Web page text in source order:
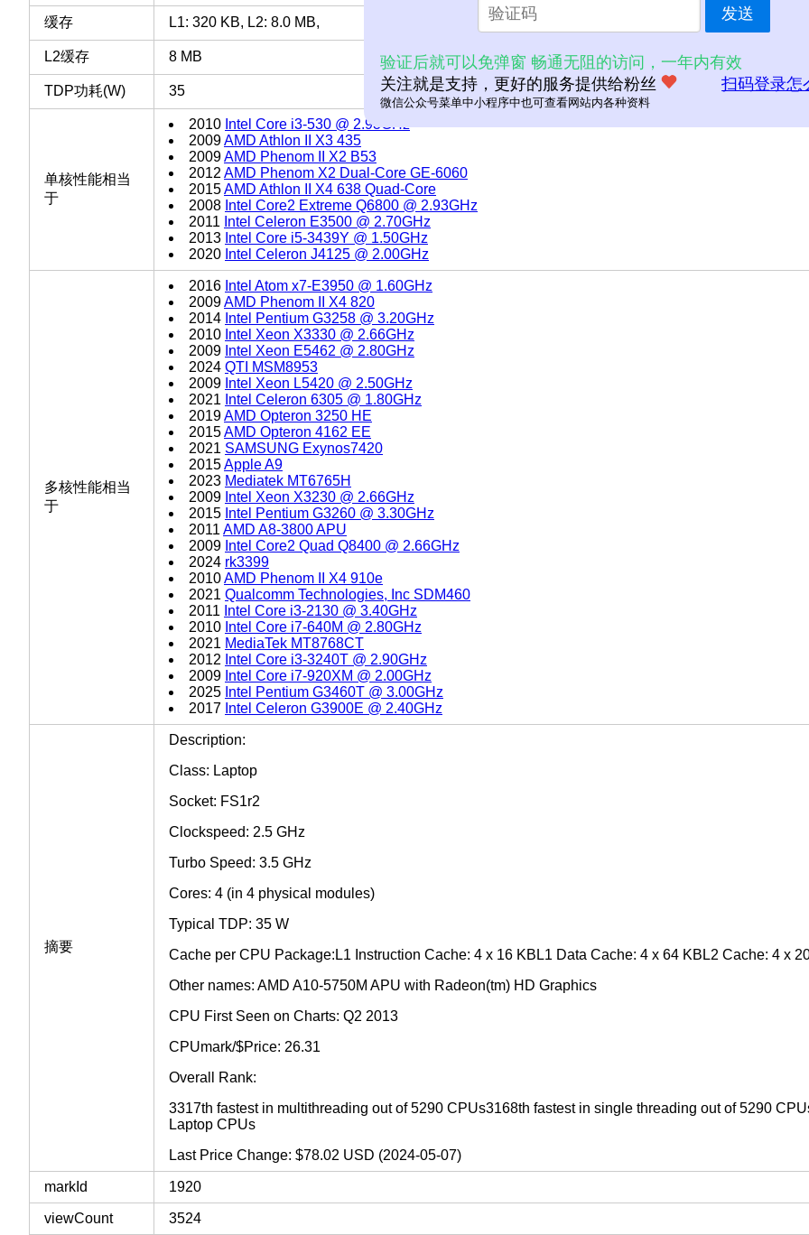
缓存 L1: 320 KB, L2: 8.0 MB,
L2缓存 8 MB
TDP功耗(W) 35
单核性能相当
于
2010 Intel Core i3-530 @ 2.93GHz
2009AMD Athlon II X3 435
2009AMD Phenom II X2 B53
2012 AMD Phenom X2 Dual-Core GE-6060
2015AMD Athlon II X4 638 Quad-Core
2008 Intel Core2 Extreme Q6800 @ 2.93GHz
2011 Intel Celeron E3500 @ 2.70GHz
2013 Intel Core i5-3439Y @ 1.50GHz
2020 Intel Celeron J4125 @ 2.00GHz
多核性能相当
于
2016 Intel Atom x7-E3950 @ 1.60GHz
2009AMD Phenom II X4 820
2014 Intel Pentium G3258 @ 3.20GHz
2010 Intel Xeon X3330 @ 2.66GHz
2009 Intel Xeon E5462 @ 2.80GHz
2024 QTI MSM8953
2009 Intel Xeon L5420 @ 2.50GHz
2021 Intel Celeron 6305 @ 1.80GHz
2019AMD Opteron 3250 HE
2015AMD Opteron 4162 EE
2021 SAMSUNG Exynos7420
2015Apple A9
2023 Mediatek MT6765H
2009 Intel Xeon X3230 @ 2.66GHz
2015 Intel Pentium G3260 @ 3.30GHz
2011 AMD A8-3800 APU
2009 Intel Core2 Quad Q8400 @ 2.66GHz
2024 rk3399
2010AMD Phenom II X4 910e
2021 Qualcomm Technologies, Inc SDM460
2011 Intel Core i3-2130 @ 3.40GHz
2010 Intel Core i7-640M @ 2.80GHz
2021 MediaTek MT8768CT
2012 Intel Core i3-3240T @ 2.90GHz
2009 Intel Core i7-920XM @ 2.00GHz
2025 Intel Pentium G3460T @ 3.00GHz
2017 Intel Celeron G3900E @ 2.40GHz
摘要
Description:
Class: Laptop
Socket: FS1r2
Clockspeed: 2.5 GHz
Turbo Speed: 3.5 GHz
Cores: 4 (in 4 physical modules)
Typical TDP: 35 W
Cache per CPU Package:L1 Instruction Cache: 4 x 16 KBL1 Data Cache: 4 x 64 KBL2 Cache: 4 x
Other names: AMD A10-5750M APU with Radeon(tm) HD Graphics
CPU First Seen on Charts: Q2 2013
CPUmark/$Price: 26.31
Overall Rank:
3317th fastest in multithreading out of 5290 CPUs3168th fastest in single threading out of 5290
Laptop CPUs
Last Price Change: $78.02 USD (2024-05-07)
markId 1920
viewCount 3524
发送
验证后就可以免弹窗 畅通无阻的访问，一年内有效
关注就是支持，更好的服务提供给粉丝
扫码登录怎
微信公众号菜单中小程序中也可查看网站内各种资料